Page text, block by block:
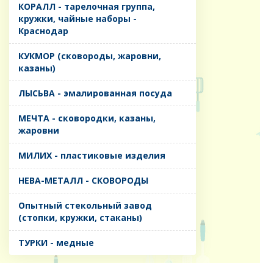
КОРАЛЛ - тарелочная группа,
кружки, чайные наборы -
Краснодар
КУКМОР (сковороды, жаровни,
казаны)
ЛЫСЬВА - эмалированная посуда
МЕЧТА - сковородки, казаны,
жаровни
МИЛИХ - пластиковые изделия
НЕВА-МЕТАЛЛ - СКОВОРОДЫ
Опытный стекольный завод
(стопки, кружки, стаканы)
ТУРКИ - медные